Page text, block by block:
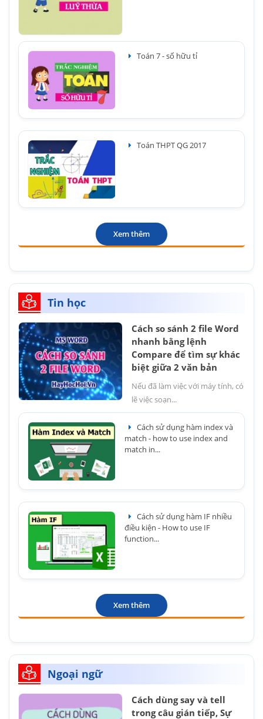
Toán 7 - số hữu tỉ
Toán THPT QG 2017
Xem thêm
Tin học
Cách so sánh 2 file Word
nhanh bằng lệnh
Compare để tìm sự khác
biệt giữa 2 văn bản
Nếu đã làm việc với máy tính, có
lẽ việc soạn...
Cách sử dụng hàm index và
match - how to use index and
match in...
Cách sử dụng hàm IF nhiều
điều kiện - How to use IF
function...
Xem thêm
Ngoại ngữ
Cách dùng say và tell
trong câu gián tiếp, Sự